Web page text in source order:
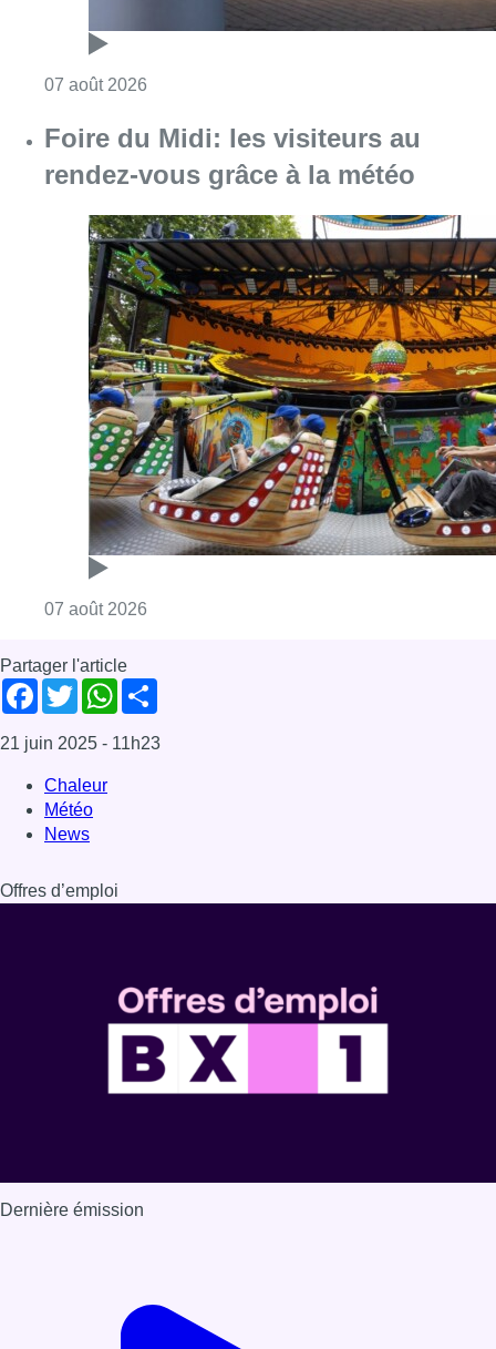
07 août 2026
Foire du Midi: les visiteurs au
rendez-vous grâce à la météo
07 août 2026
Partager l'article
Facebook
TwitterWhatsApp
21 juin 2025 - 11h23
Chaleur
Météo
News
Offres d’emploi
Dernière émission